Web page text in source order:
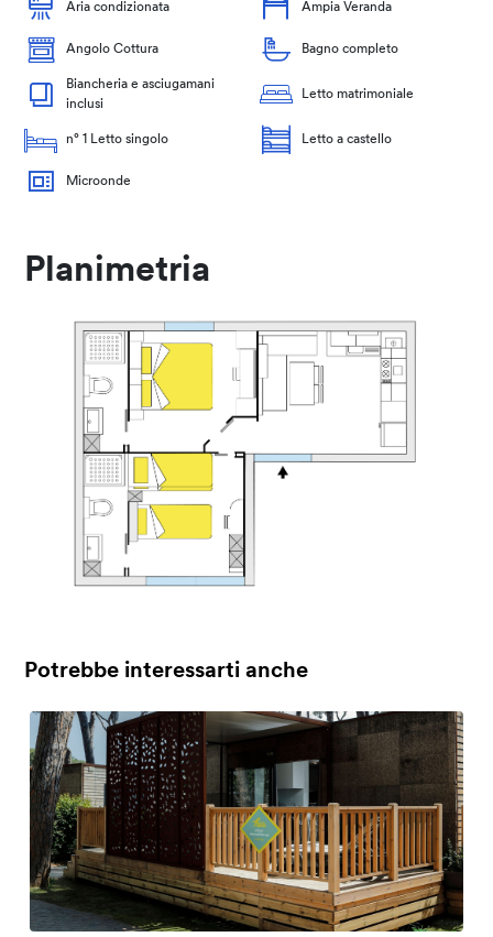
Aria condizionata Ampia Veranda
Angolo Cottura Bagno completo
Biancheria e asciugamani
inclusi
Letto matrimoniale
n° 1 Letto singolo Letto a castello
Microonde
Planimetria
Potrebbe interessarti anche